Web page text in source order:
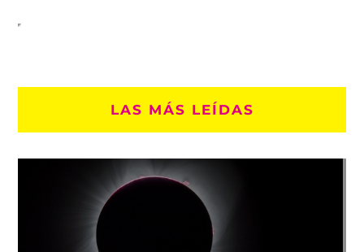
LAS MÁS LEÍDAS